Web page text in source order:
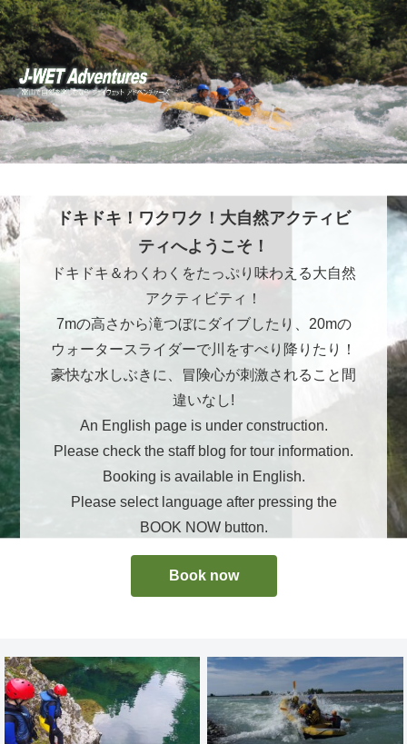
ドキドキ！ワクワク！大自然アクティビ
ティへようこそ！
ドキドキ＆わくわくをたっぷり味わえる大自然
アクティビティ！
7mの高さから滝つぼにダイブしたり、20mの
ウォータースライダーで川をすべり降りたり！
豪快な水しぶきに、冒険心が刺激されること間
違いなし!
An English page is under construction.
Please check the staff blog for tour information.
Booking is available in English.
Please select language after pressing the
BOOK NOW button.
Book now